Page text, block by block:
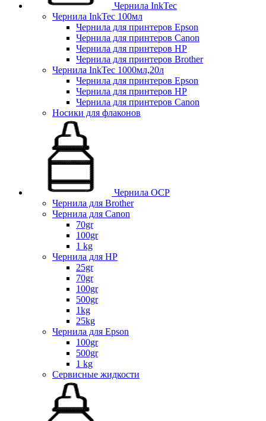
Чернила InkTec
Чернила InkTec 100мл
Чернила для принтеров Epson
Чернила для принтеров Canon
Чернила для принтеров HP
Чернила для принтеров Brother
Чернила InkTec 1000мл,20л
Чернила для принтеров Epson
Чернила для принтеров HP
Чернила для принтеров Canon
Носики для флаконов
Чернила OCP
Чернила для Brother
Чернила для Canon
70gr
100gr
1 kg
Чернила для HP
25gr
70gr
100gr
500gr
1kg
25kg
Чернила для Epson
100gr
500gr
1 kg
Сервисные жидкости